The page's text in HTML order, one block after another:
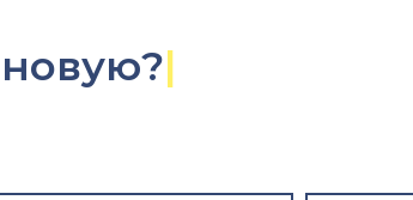
|